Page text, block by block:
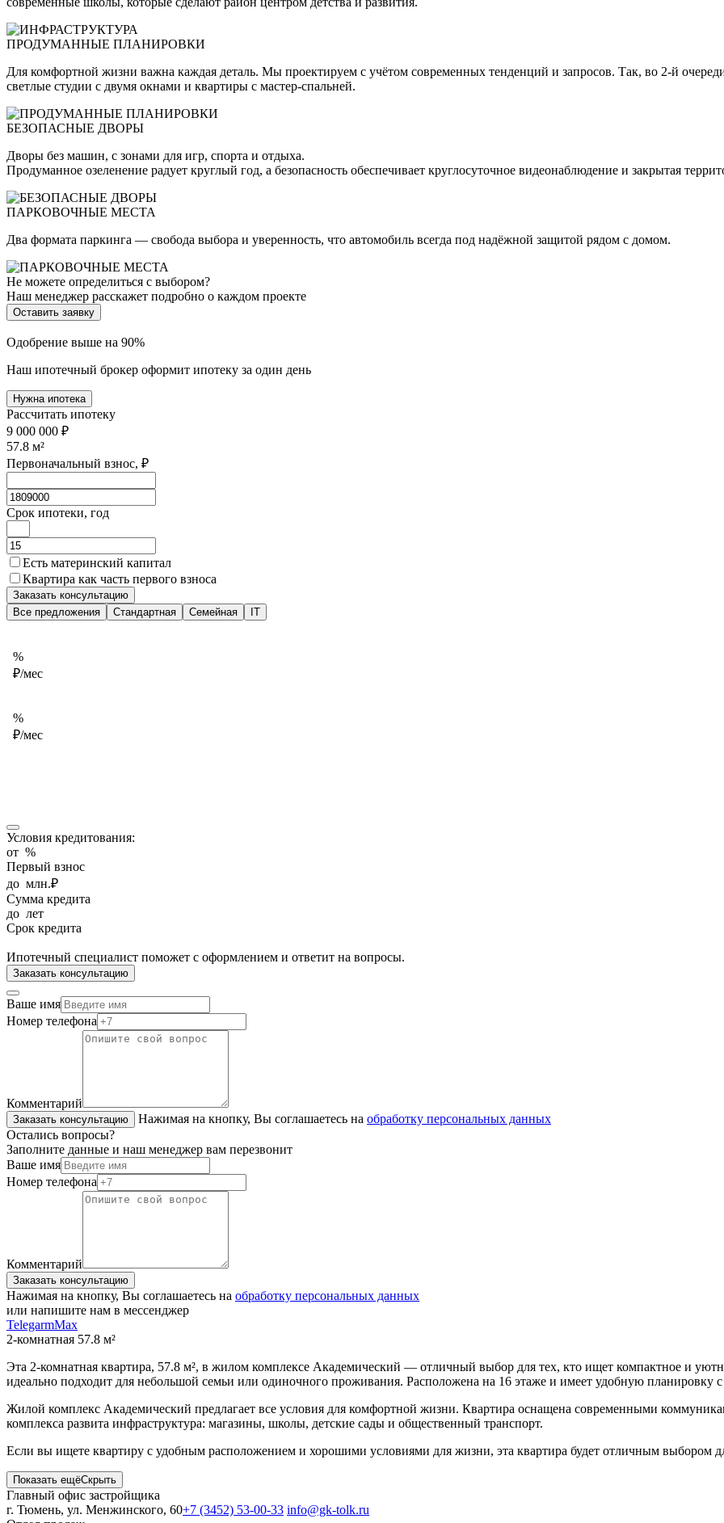
ПРОДУМАННЫЕ ПЛАНИРОВКИ
Для комфортной жизни важна каждая деталь. Мы проектируем с учётом современных тенденций и запросов. Так, во 2-й
светлые студии с двумя окнами и квартиры с мастер-спальней.
БЕЗОПАСНЫЕ ДВОРЫ
Дворы без машин, с зонами для игр, спорта и отдыха.
Продуманное озеленение радует круглый год, а безопасность обеспечивает круглосуточное видеонаблюдение и закрытая
ПАРКОВОЧНЫЕ МЕСТА
Два формата паркинга — свобода выбора и уверенность, что автомобиль всегда под надёжной защитой рядом с домом.
Не можете определиться с выбором?
Наш менеджер расскажет подробно о каждом проекте
Оставить заявку
Одобрение выше на 90%
Наш ипотечный брокер оформит ипотеку за один день
Нужна ипотека
Рассчитать ипотеку
9 000 000 ₽
57.8 м²
Первоначальный взнос, ₽
Срок ипотеки, год
Есть материнский капитал
Квартира как часть первого взноса
Заказать консультацию
Все предложения
Стандартная Семейная IT
%
₽/мес
%
₽/мес
Условия кредитования:
от %
Первый взнос
до млн.₽
Сумма кредита
до лет
Срок кредита
Ипотечный специалист поможет с оформлением и ответит на вопросы.
Заказать консультацию
Ваше имя
Номер телефона
Комментарий
Заказать консультацию Нажимая на кнопку, Вы соглашаетесь на обработку персональных данных
Остались вопросы?
Заполните данные и наш менеджер вам перезвонит
Ваше имя
Номер телефона
Комментарий
Заказать консультацию
Нажимая на кнопку, Вы соглашаетесь на обработку персональных данных
или напишите нам в мессенджер
TelegarmMax
2-комнатная 57.8 м²
Эта 2-комнатная квартира, 57.8 м², в жилом комплексе Академический — отличный выбор для тех, кто ищет компактное и
идеально подходит для небольшой семьи или одиночного проживания. Расположена на 16 этаже и имеет удобную планировку
Жилой комплекс Академический предлагает все условия для комфортной жизни. Квартира оснащена современными
комплекса развита инфраструктура: магазины, школы, детские сады и общественный транспорт.
Если вы ищете квартиру с удобным расположением и хорошими условиями для жизни, эта квартира будет отличным выбором
Показать ещёСкрыть
Главный офис застройщика
г. Тюмень, ул. Менжинского, 60+7 (3452) 53-00-33 info@gk-tolk.ru